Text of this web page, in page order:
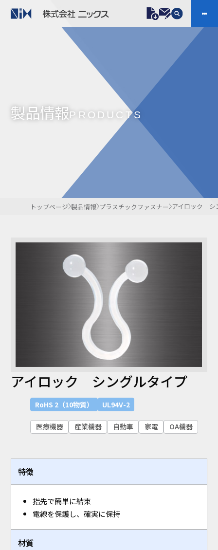
プラスチックファスナー 機構部品
ケーブルマーカー
樹脂継手、配管施工
防虫忌避製品ARINIX プリント基板実装関連
会社案内
IR
お問い合わせ 開発・導入実績
よくあるご質問
NIXのサスティナ
ビリティ
利用規約
製品情報PRODUCTS
トップページ 製品情報 プラスチックファスナー アイロック シ
アイロック シングルタイプ
RoHS 2（10物質） UL94V-2
医療機器 産業機器 自動車 家電 OA機器
特徴
指先で簡単に結束
電線を保護し、確実に保持
材質